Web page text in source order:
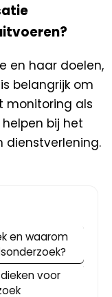
en haar doelen,
belangrijk om
monitoring als
bij het
dienstverlening.
en waarom
voor